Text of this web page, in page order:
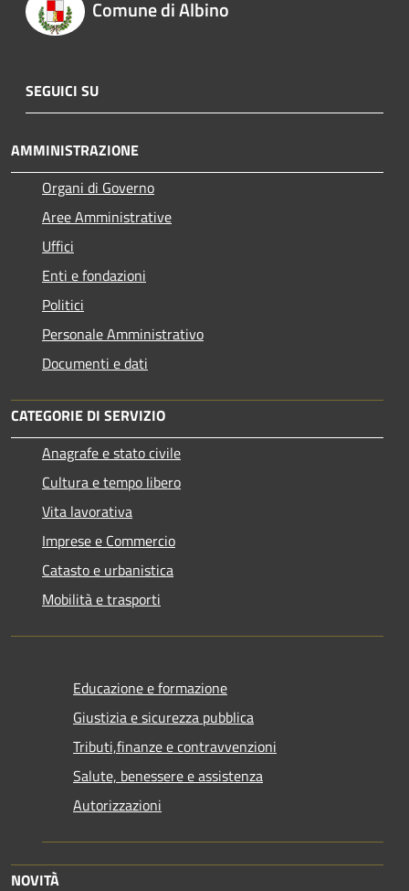
Comune di Albino
SEGUICI SU
AMMINISTRAZIONE
Organi di Governo
Aree Amministrative
Uffici
Enti e fondazioni
Politici
Personale Amministrativo
Documenti e dati
CATEGORIE DI SERVIZIO
Anagrafe e stato civile
Cultura e tempo libero
Vita lavorativa
Imprese e Commercio
Catasto e urbanistica
Mobilità e trasporti
Educazione e formazione
Giustizia e sicurezza pubblica
Tributi,finanze e contravvenzioni
Salute, benessere e assistenza
Autorizzazioni
NOVITÀ